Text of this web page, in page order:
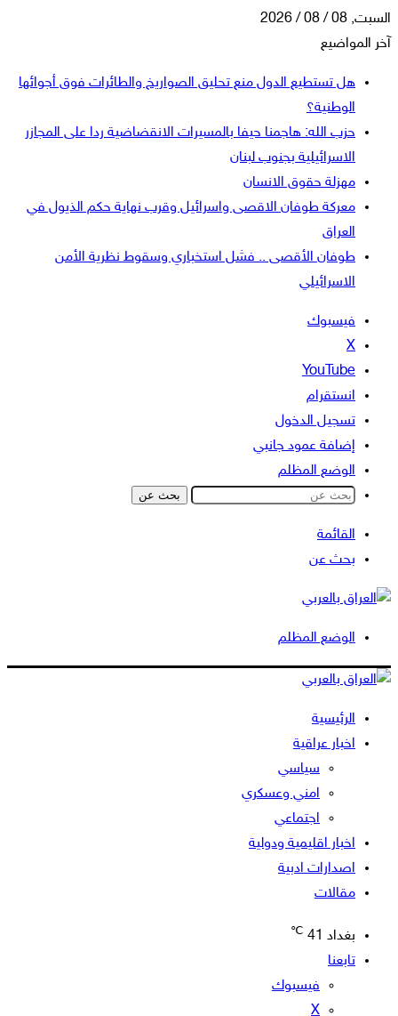
السبت, 08 / 08 / 2026
آخر المواضيع
هل تستطيع الدول منع تحليق الصواريخ والطائرات فوق أجوائها
الوطنية؟
حزب الله: هاجمنا حيفا بالمسيرات الانقضاضية ردا على المجازر
الاسرائيلية بجنوب لبنان
مهزلة حقوق الانسان
معركة طوفان الاقصى واسرائيل وقرب نهاية حكم الذيول في
العراق
طوفان الأقصى .. فشل استخباري وسقوط نظرية الأمن
الاسرائيلي
فيسبوك
‫X
‫YouTube
انستقرام
تسجيل الدخول
إضافة عمود جانبي
الوضع المظلم
بحث عن
القائمة
بحث عن
الوضع المظلم
الرئيسية
اخبار عراقية
سياسي
امني وعسكري
اجتماعي
اخبار اقليمية ودولية
اصدارات ادبية
مقالات
بغداد 41
℃
تابعنا
فيسبوك
‫X